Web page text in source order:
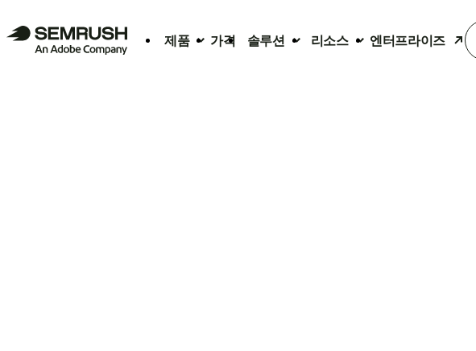
제품 가격 솔루션 리소스 엔터프라이즈